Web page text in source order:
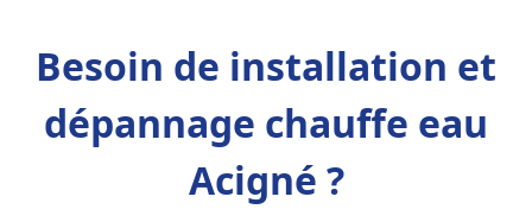
Besoin de installation et
dépannage chauffe eau
Acigné ?